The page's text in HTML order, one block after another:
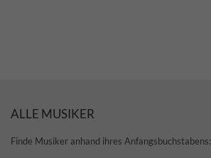
ALLE MUSIKER
Finde Musiker anhand ihres Anfangsbuchstabens: